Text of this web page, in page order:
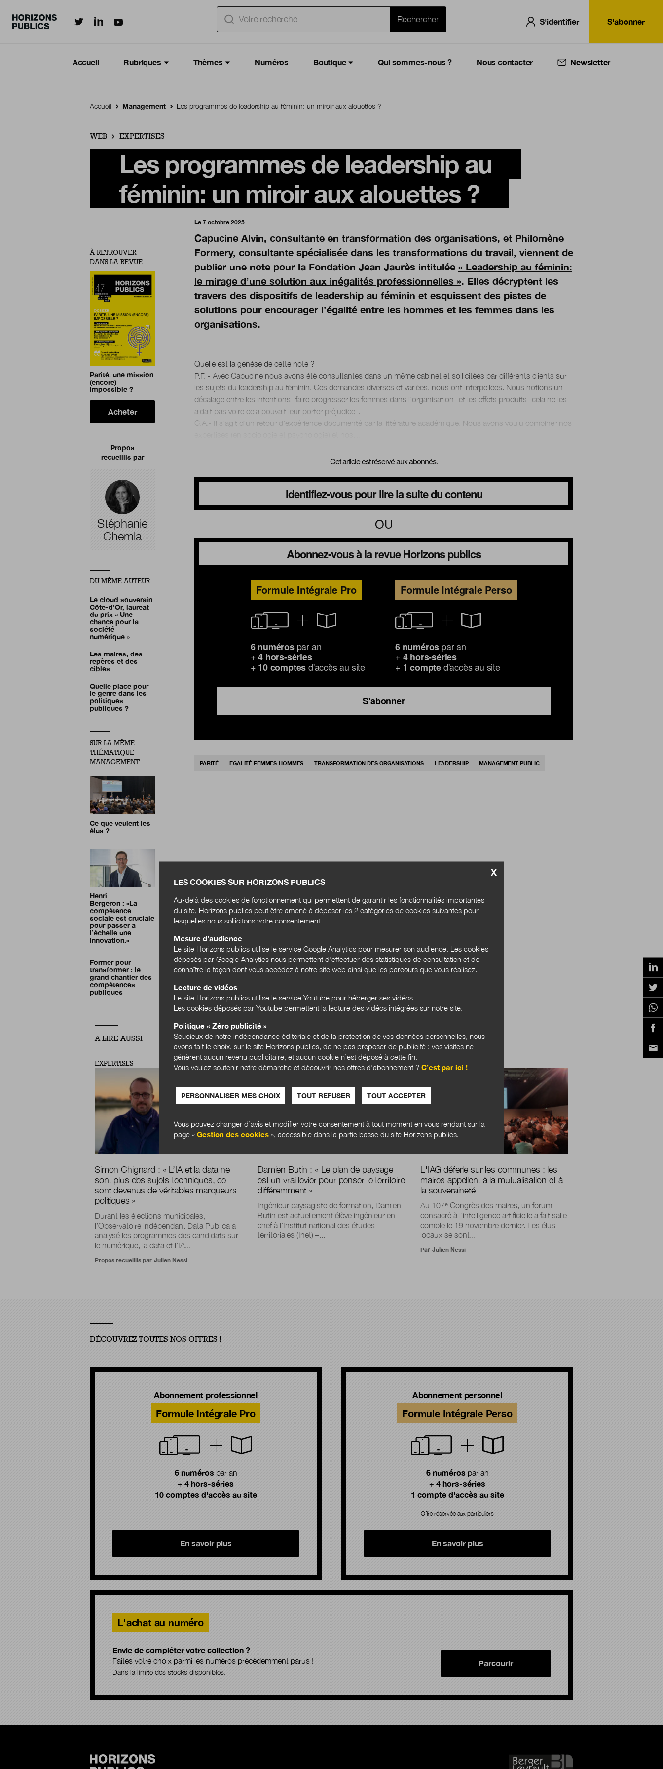
Horizonspublics.fr sur Twitter
Horizonspublics.fr sur LinkedIn
Horizonspublics.fr sur Youtube S'identifier S'abonner
Accueil Rubriques Thèmes Numéros Boutique Qui sommes-nous ? Nous contacter Newsletter
Accueil Management Les programmes de leadership au féminin: un miroir aux alouettes ?
WEB EXPERTISES
Les programmes de leadership au
féminin: un miroir aux alouettes ?
Le 7 octobre 2025
Capucine Alvin, consultante en transformation des organisations, et Philomène
Formery, consultante spécialisée dans les transformations du travail, viennent de
publier une note pour la Fondation Jean Jaurès intitulée « Leadership au féminin:
le mirage d’une solution aux inégalités professionnelles ». Elles décryptent les
travers des dispositifs de leadership au féminin et esquissent des pistes de
solutions pour encourager l’égalité entre les hommes et les femmes dans les
organisations.
Quelle est la genèse de cette note ?
P.F. - Avec Capucine nous avons été consultantes dans un même cabinet et sollicitées par différents clients sur
les sujets du leadership au féminin. Ces demandes diverses et variées, nous ont interpellées. Nous notions un
décalage entre les intentions -faire progresser les femmes dans l’organisation- et les effets produits -cela ne les
aidait pas voire cela pouvait leur porter préjudice-.
C.A.- Il s’agit d’un retour d'expérience documenté par la littérature académique. Nous avons voulu combiner nos
Cet article est réservé aux abonnés.
Identifiez-vous pour lire la suite du contenu
OU
Abonnez-vous à la revue Horizons publics
Formule Intégrale Pro
6 numérospar an
+4 hors-séries
+ 10 comptesd'accès au site
Formule Intégrale Perso
6 numéros par an
+ 4 hors-séries
+ 1 compted'accès au site
S'abonner
PARITÉ EGALITÉ FEMMES-HOMMES TRANSFORMATION DES ORGANISATIONS LEADERSHIP MANAGEMENT PUBLIC
À RETROUVER
DANS LA REVUE
Parité, une mission
(encore)
impossible ?
Acheter
Propos
recueillis par
Stéphanie
Chemla
DU MÊME AUTEUR
Le cloud souverain
Côte-d’Or, laureat
du prix « Une
chance pour la
société
numérique »
Les maires, des
repères et des
cibles
Quelle place pour
le genre dans les
politiques
publiques ?
SUR LA MÊME
THÉMATIQUE
MANAGEMENT
Ce que veulent les
élus ?
Henri
Bergeron : «La
compétence
sociale est cruciale
pour passer à
l’échelle une
innovation.»
Former pour
transformer : le
grand chantier des
compétences
publiques
A LIRE AUSSI
EXPERTISES
Simon Chignard : « L’IA et la data ne
sont plus des sujets techniques, ce
sont devenus de véritables marqueurs
politiques »
Durant les élections municipales,
l’Observatoire indépendant Data Publica a
analysé les programmes des candidats sur
le numérique, la data et l’IA...
Propos recueillis par Julien Nessi
EXPERTISES
Damien Butin : « Le plan de paysage
est un vrai levier pour penser le territoire
différemment »
Ingénieur paysagiste de formation, Damien
Butin est actuellement élève ingénieur en
chef à l'Institut national des études
territoriales (Inet) –...
EXPERTISES
L'IAG déferle sur les communes : les
maires appellent à la mutualisation et à
la souveraineté
Au 107ᵉ Congrès des maires, un forum
consacré à l’intelligence artificielle a fait salle
comble le 19 novembre dernier. Les élus
locaux se sont...
Par Julien Nessi
DÉCOUVREZ TOUTES NOS OFFRES !
Abonnement professionnel
Formule Intégrale Pro
6 numéros par an
+ 4 hors-séries
10 comptes d'accès au site
En savoir plus
Abonnement personnel
Formule Intégrale Perso
6 numéros par an
+ 4 hors-séries
1 compte d'accès au site
Offre réservée aux particuliers
En savoir plus
L'achat au numéro
Envie de compléter votre collection ?
Faites votre choix parmi les numéros précédemment parus !
Dans la limite des stocks disponibles.
Parcourir
X
LES COOKIES SUR HORIZONS PUBLICS
Au-delà des cookies de fonctionnement qui permettent de garantir les fonctionnalités importantes
du site, Horizons publics peut être amené à déposer les 2 catégories de cookies suivantes pour
lesquelles nous sollicitons votre consentement.
Mesure d’audience
Le site Horizons publics utilise le service Google Analytics pour mesurer son audience. Les cookies
déposés par Google Analytics nous permettent d’effectuer des statistiques de consultation et de
connaître la façon dont vous accédez à notre site web ainsi que les parcours que vous réalisez.
Lecture de vidéos
Le site Horizons publics utilise le service Youtube pour héberger ses vidéos.
Les cookies déposés par Youtube permettent la lecture des vidéos intégrées sur notre site.
Politique « Zéro publicité »
Soucieux de notre indépendance éditoriale et de la protection de vos données personnelles, nous
avons fait le choix, sur le site Horizons publics, de ne pas proposer de publicité : vos visites ne
génèrent aucun revenu publicitaire, et aucun cookie n’est déposé à cette fin.
Vous voulez soutenir notre démarche et découvrir nos offres d’abonnement ? C’est par ici !
PERSONNALISER MES CHOIX TOUT REFUSER TOUT ACCEPTER
Vous pouvez changer d’avis et modifier votre consentement à tout moment en vous rendant sur la
page « Gestion des cookies », accessible dans la partie basse du site Horizons publics.